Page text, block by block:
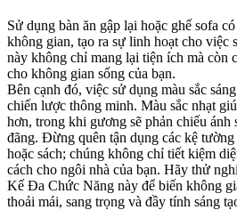
Sử dụng bàn ăn gập lại hoặc ghế sofa
không gian, tạo ra sự linh hoạt cho việc
này không chỉ mang lại tiện ích mà còn
cho không gian sống của bạn.
Bên cạnh đó, việc sử dụng màu sắc
chiến lược thông minh. Màu sắc nhạt
hơn, trong khi gương sẽ phản chiếu ánh
đãng. Đừng quên tận dụng các kệ
hoặc sách; chúng không chỉ tiết kiệm
cách cho ngôi nhà của bạn. Hãy thử
Kế Đa Chức Năng này để biến không
thoải mái, sang trọng và đầy tính sáng